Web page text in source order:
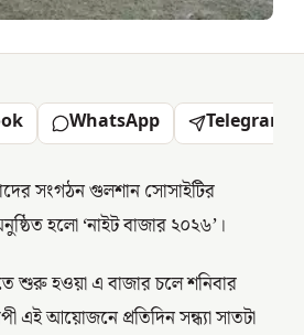
WhatsApp Telegram
সংগঠন গুলশান সোসাইটির
হলো ‘নাইট বাজার ২০২৬’।
শুরু হওয়া এ বাজার চলে শনিবার
এই আয়োজনে প্রতিদিন সন্ধ্যা সাতটা